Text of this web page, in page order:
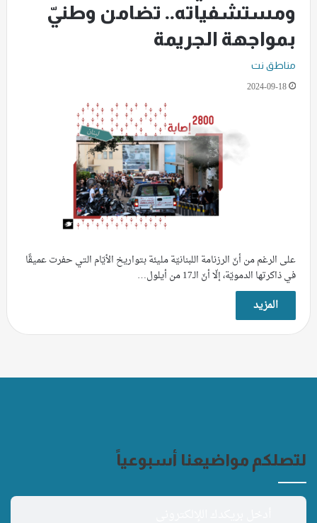
ومستشفياته.. تضامن وطنيّ
بمواجهة الجريمة
مناطق نت
2024-09-18
على الرغم من أنّ الرزنامة اللبنانيّة مليئة بتواريخ الأيّام التي حفرت عميقًا
في ذاكرتها الدمويّة، إلّا أنّ الـ17 من أيلول…
المزيد
لتصلكم مواضيعنا أسبوعياً